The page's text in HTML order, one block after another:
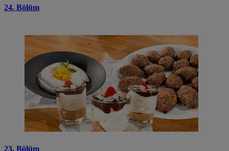
24. Bölüm
23. Bölüm